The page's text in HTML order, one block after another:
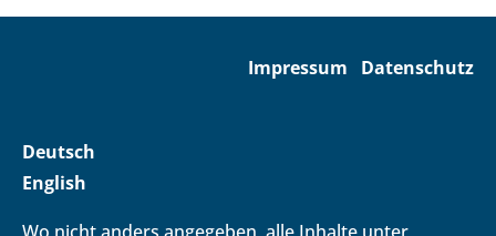
Impressum Datenschutz
Deutsch
English